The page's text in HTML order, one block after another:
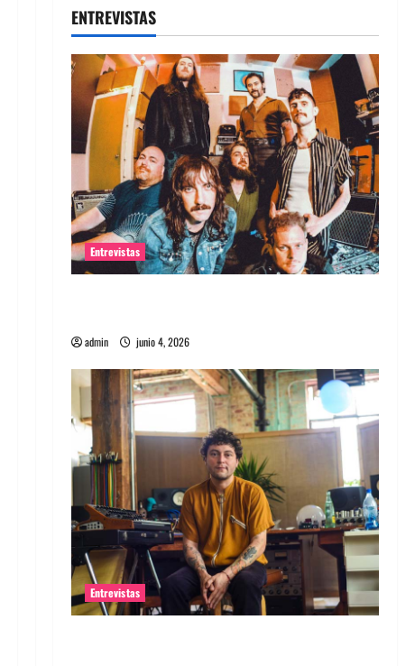
ENTREVISTAS
Entrevistas
admin junio 4, 2026
Entrevistas